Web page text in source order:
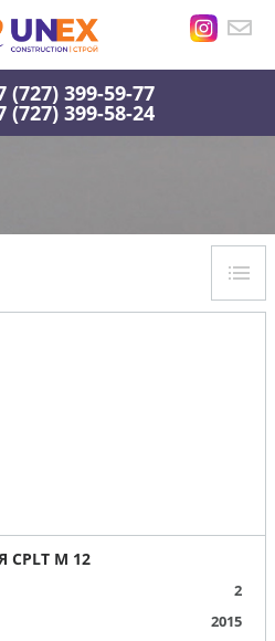
(727) 399-59-77
(727) 399-58-24
M 12
2
2015